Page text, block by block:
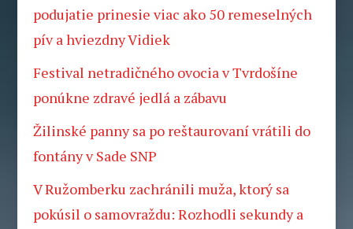
podujatie prinesie viac ako 50 remeselných
pív a hviezdny Vidiek
Festival netradičného ovocia v Tvrdošíne
ponúkne zdravé jedlá a zábavu
Žilinské panny sa po reštaurovaní vrátili do
fontány v Sade SNP
V Ružomberku zachránili muža, ktorý sa
pokúsil o samovraždu: Rozhodli sekundy a